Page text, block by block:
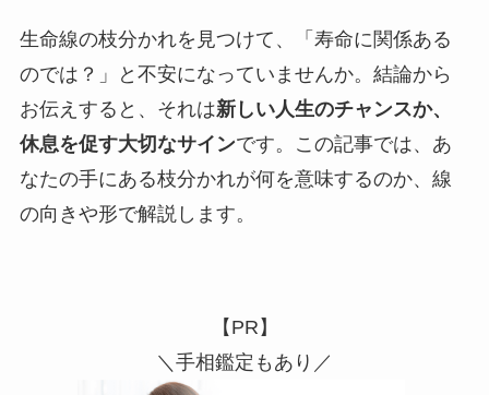
生命線の枝分かれを見つけて、「寿命に関係ある
のでは？」と不安になっていませんか。結論から
お伝えすると、それは新しい人生のチャンスか、
休息を促す大切なサインです。この記事では、あ
なたの手にある枝分かれが何を意味するのか、線
の向きや形で解説します。
【PR】
＼手相鑑定もあり／